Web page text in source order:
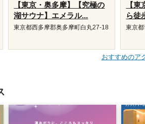
【東京・奥多摩】【究極の
湖サウナ】エメラル...
東京都西多摩郡奥多摩町白丸27-18
【
ら徒
東京
おすすめのア